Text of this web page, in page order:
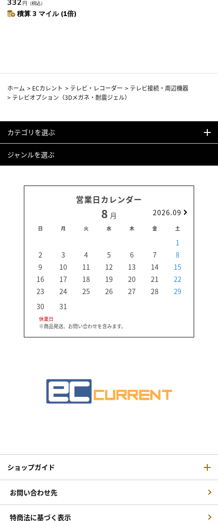
332 円 （税込）
積算 3 マイル (1倍)
ホーム > ECカレント > テレビ・レコーダー > テレビ接続・周辺機器
> テレビオプション（3Dメガネ・耐震ジェル）
カテゴリを選ぶ
ジャンルを選ぶ
営業日カレンダー
8 月 2026.09
日 月 火 水 木 金 土
1
2
3 4 5 6 7
8
9
10 11 12 13 14
15
16
17 18 19 20 21
22
23
24 25 26 27 28
29
30
31
休業日
※商品発送、お問い合わせを含みます。
ショップガイド
お問い合わせ先
特商法に基づく表示